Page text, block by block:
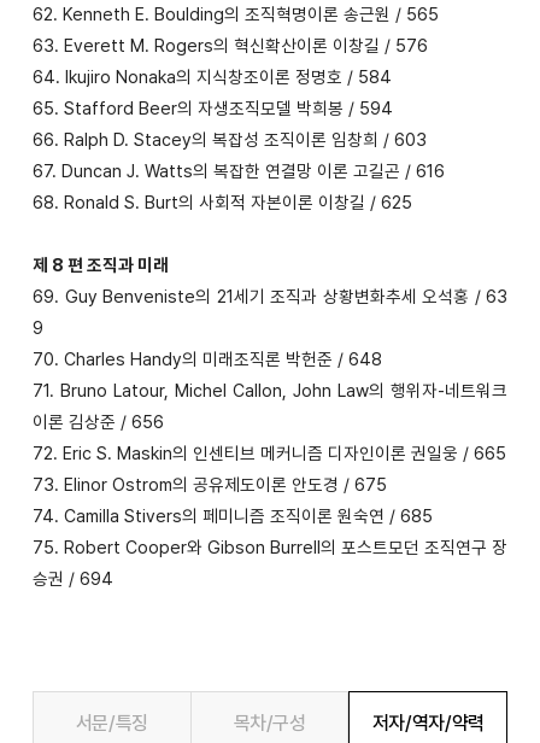
62. Kenneth E. Boulding의 조직혁명이론 송근원 / 565
63. Everett M. Rogers의 혁신확산이론 이창길 / 576
64. Ikujiro Nonaka의 지식창조이론 정명호 / 584
65. Stafford Beer의 자생조직모델 박희봉 / 594
66. Ralph D. Stacey의 복잡성 조직이론 임창희 / 603
67. Duncan J. Watts의 복잡한 연결망 이론 고길곤 / 616
68. Ronald S. Burt의 사회적 자본이론 이창길 / 625
제 8 편 조직과 미래
69. Guy Benveniste의 21세기 조직과 상황변화추세 오석홍 / 63
9
70. Charles Handy의 미래조직론 박헌준 / 648
71. Bruno Latour, Michel Callon, John Law의 행위자-네트워크
이론 김상준 / 656
72. Eric S. Maskin의 인센티브 메커니즘 디자인이론 권일웅 / 665
73. Elinor Ostrom의 공유제도이론 안도경 / 675
74. Camilla Stivers의 페미니즘 조직이론 원숙연 / 685
75. Robert Cooper와 Gibson Burrell의 포스트모던 조직연구 장
승권 / 694
서문/특징 목차/구성 저자/역자/약력